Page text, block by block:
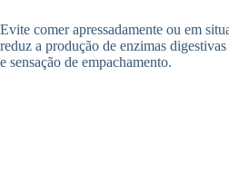
Evite comer apressadamente ou em
reduz a produção de enzimas
e sensação de empachamento.